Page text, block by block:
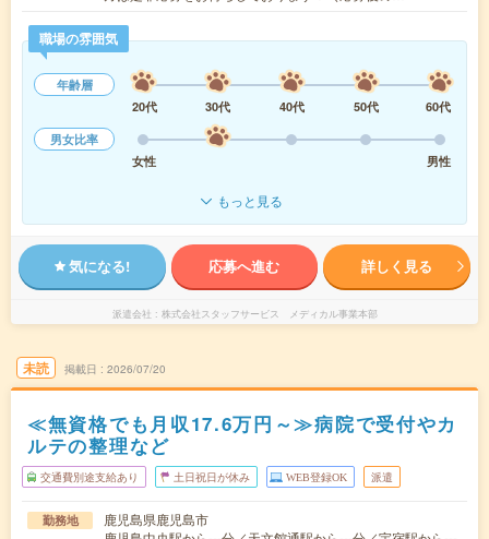
職場の雰囲気
年齢層
20代
30代 40代 50代
60代
男女比率
女性
男性
もっと見る
気になる! 応募へ進む 詳しく見る
派遣会社 株式会社スタッフサービス メディカル事業本部
未読 掲載日 2026/07/20
≪無資格でも月収17.6万円～≫病院で受付やカ
ルテの整理など
交通費別途支給あり 土日祝日が休み WEB登録OK 派遣
勤務地
鹿児島県鹿児島市